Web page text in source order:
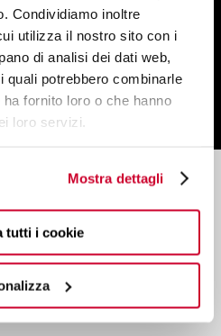
Condividiamo inoltre
utilizza il nostro sito con i
di analisi dei dati web,
quali potrebbero combinarle
fornito loro o che hanno
loro servizi.
Mostra dettagli
tutti i cookie
sul tuo ordine!
velocemente del supporto